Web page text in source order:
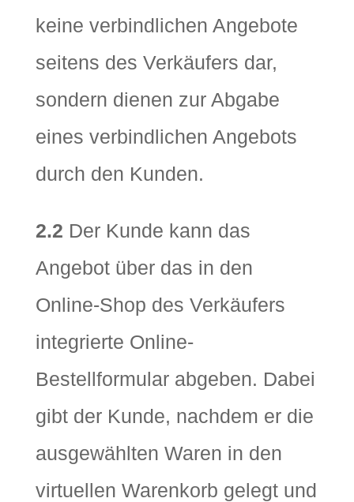
keine verbindlichen Angebote
seitens des Verkäufers dar,
sondern dienen zur Abgabe
eines verbindlichen Angebots
durch den Kunden.
2.2 Der Kunde kann das
Angebot über das in den
Online-Shop des Verkäufers
integrierte Online-
Bestellformular abgeben. Dabei
gibt der Kunde, nachdem er die
ausgewählten Waren in den
virtuellen Warenkorb gelegt und